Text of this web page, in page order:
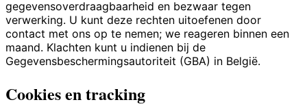
gegevensoverdraagbaarheid en bezwaar tegen
verwerking. U kunt deze rechten uitoefenen door
contact met ons op te nemen; we reageren binnen een
maand. Klachten kunt u indienen bij de
Gegevensbeschermingsautoriteit (GBA) in België.
Cookies en tracking